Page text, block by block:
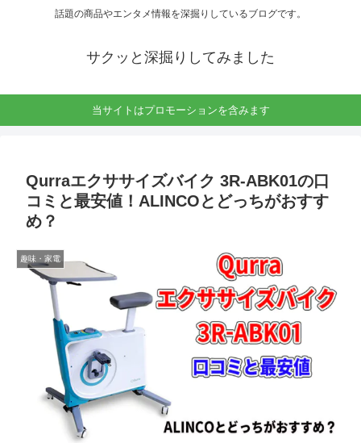
話題の商品やエンタメ情報を深掘りしているブログです。
サクッと深掘りしてみました
当サイトはプロモーションを含みます
Qurraエクササイズバイク 3R-ABK01の口
コミと最安値！ALINCOとどっちがおすす
め？
趣味・家電